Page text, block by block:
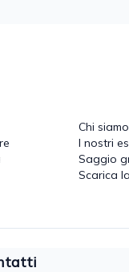
Chi siamo
I nostri
Saggio
Scarica